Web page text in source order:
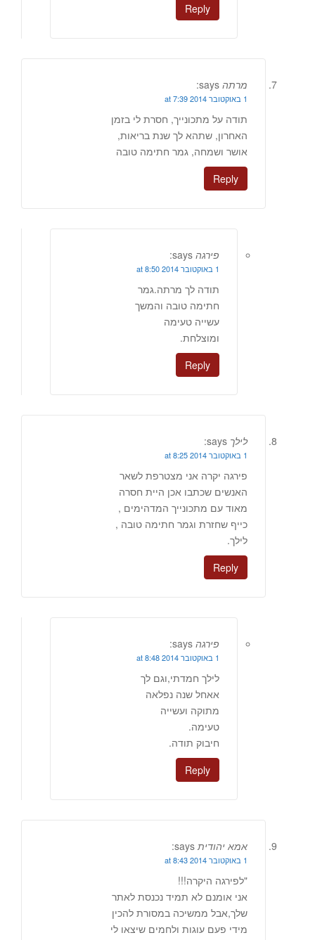
Reply
מרתה says:
1 באוקטובר 2014 at 7:39
תודה על מתכונייך, חסרת לי בזמן
האחרון, שתהא לך שנת בריאות,
אושר ושמחה, גמר חתימה טובה
Reply
פירגה says:
1 באוקטובר 2014 at 8:50
תודה לך מרתה.גמר
חתימה טובה והמשך
עשייה טעימה
ומוצלחת.
Reply
לילך says:
1 באוקטובר 2014 at 8:25
פירגה יקרה אני מצטרפת לשאר
האנשים שכתבו אכן היית חסרה
מאוד עם מתכונייך המדהימים ,
כייף שחזרת וגמר חתימה טובה ,
לילך.
Reply
פירגה says:
1 באוקטובר 2014 at 8:48
לילך חמדתי,וגם לך
אאחל שנה נפלאה
מתוקה ועשייה
טעימה.
חיבוק תודה.
Reply
אמא יהודית says:
1 באוקטובר 2014 at 8:43
"לפירגה היקרה!!!
אני אומנם לא תמיד נכנסת לאתר
שלך,אבל ממשיכה במסורת להכין
מידי פעם עוגות ולחמים שיצאו לי